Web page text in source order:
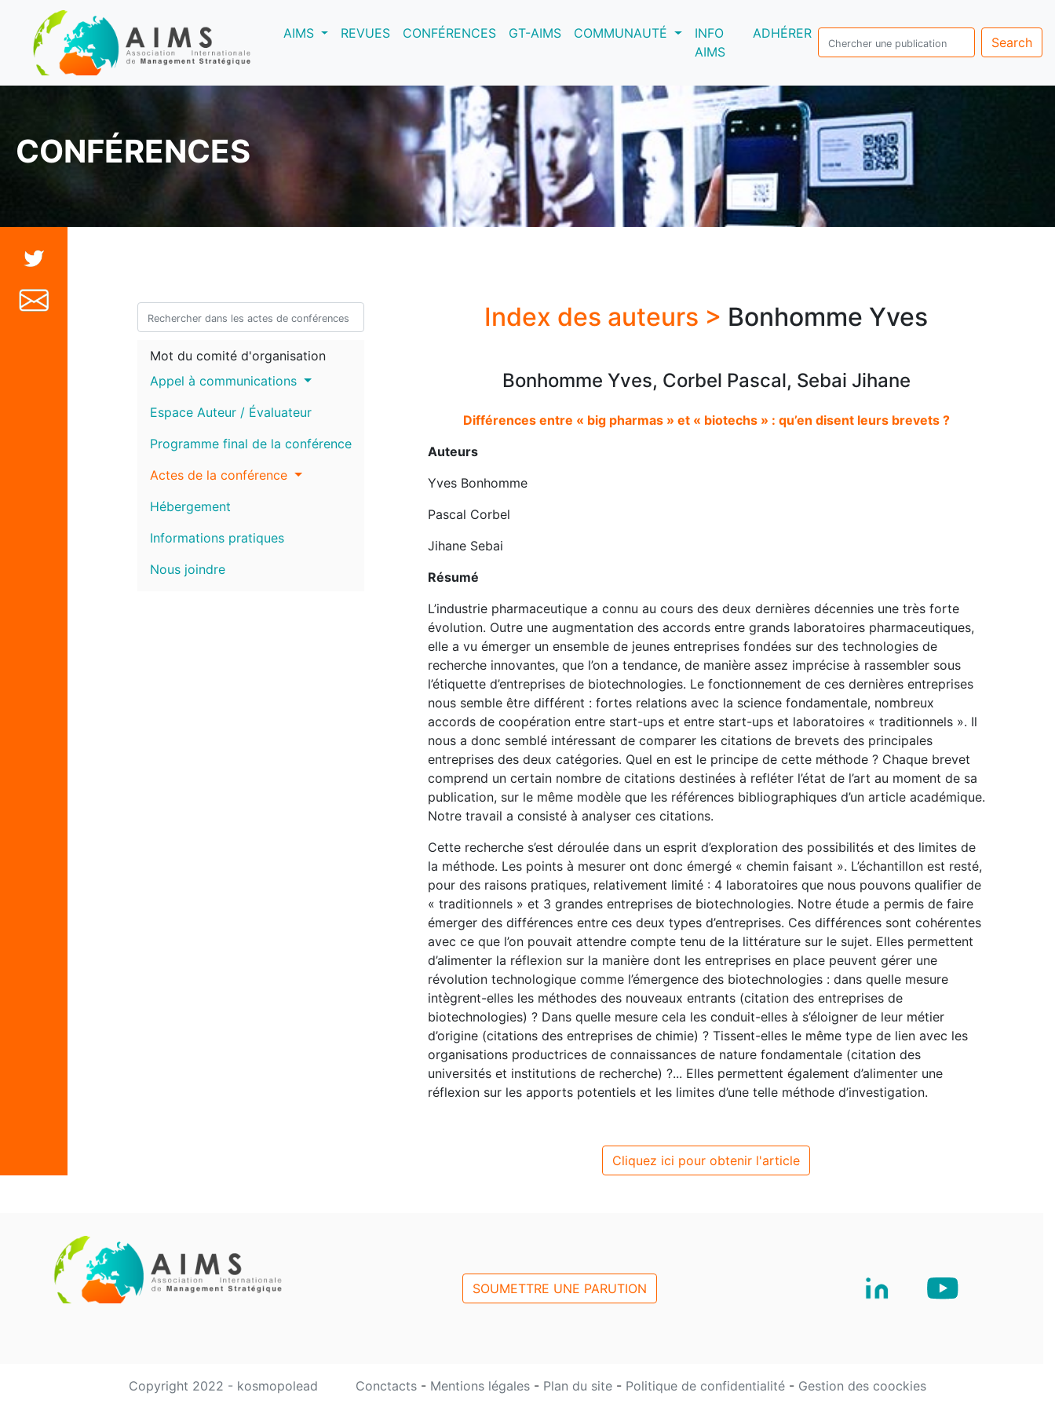
AIMS(current)REVUES CONFÉRENCES GT-AIMS COMMUNAUTÉ
INFO
AIMS
ADHÉRER
Search
CONFÉRENCES
Mot du comité d'organisation
Appel à communications
Espace Auteur / Évaluateur
Programme final de la conférence
Actes de la conférence
Hébergement
Informations pratiques
Nous joindre
Index des auteurs > Bonhomme Yves
Bonhomme Yves, Corbel Pascal, Sebai Jihane
Différences entre « big pharmas » et « biotechs » : qu’en disent leurs brevets ?
Auteurs
Yves Bonhomme
Pascal Corbel
Jihane Sebai
Résumé
L’industrie pharmaceutique a connu au cours des deux dernières décennies une très forte
évolution. Outre une augmentation des accords entre grands laboratoires pharmaceutiques,
elle a vu émerger un ensemble de jeunes entreprises fondées sur des technologies de
recherche innovantes, que l’on a tendance, de manière assez imprécise à rassembler sous
l’étiquette d’entreprises de biotechnologies. Le fonctionnement de ces dernières entreprises
nous semble être différent : fortes relations avec la science fondamentale, nombreux
accords de coopération entre start-ups et entre start-ups et laboratoires « traditionnels ». Il
nous a donc semblé intéressant de comparer les citations de brevets des principales
entreprises des deux catégories. Quel en est le principe de cette méthode ? Chaque brevet
comprend un certain nombre de citations destinées à refléter l’état de l’art au moment de sa
publication, sur le même modèle que les références bibliographiques d’un article académique.
Notre travail a consisté à analyser ces citations.
Cette recherche s’est déroulée dans un esprit d’exploration des possibilités et des limites de
la méthode. Les points à mesurer ont donc émergé « chemin faisant ». L’échantillon est resté,
pour des raisons pratiques, relativement limité : 4 laboratoires que nous pouvons qualifier de
« traditionnels » et 3 grandes entreprises de biotechnologies. Notre étude a permis de faire
émerger des différences entre ces deux types d’entreprises. Ces différences sont cohérentes
avec ce que l’on pouvait attendre compte tenu de la littérature sur le sujet. Elles permettent
d’alimenter la réflexion sur la manière dont les entreprises en place peuvent gérer une
révolution technologique comme l’émergence des biotechnologies : dans quelle mesure
intègrent-elles les méthodes des nouveaux entrants (citation des entreprises de
biotechnologies) ? Dans quelle mesure cela les conduit-elles à s’éloigner de leur métier
d’origine (citations des entreprises de chimie) ? Tissent-elles le même type de lien avec les
organisations productrices de connaissances de nature fondamentale (citation des
universités et institutions de recherche) ?... Elles permettent également d’alimenter une
réflexion sur les apports potentiels et les limites d’une telle méthode d’investigation.
Cliquez ici pour obtenir l'article
SOUMETTRE UNE PARUTION
Copyright 2022 - kosmopolead Conctacts - Mentions légales - Plan du site - Politique de confidentialité - Gestion des coockies